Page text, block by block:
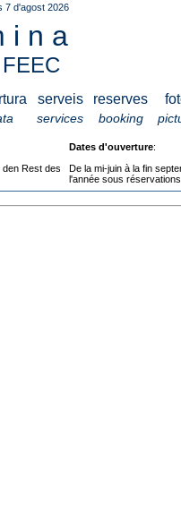
7 d'agost 2026
i n a
FEEC
serveis reserves
services booking
den Rest des
Dates d'ouverture:
De la mi-juin à la fin
l'année sous réservations.